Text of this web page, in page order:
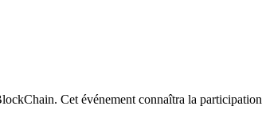
Cet événement connaîtra la